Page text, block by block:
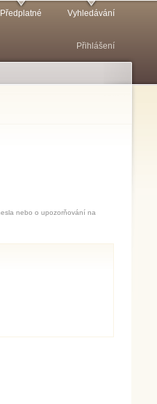
Předplatné Vyhledávání
Přihlášení
nebo o upozorňování na